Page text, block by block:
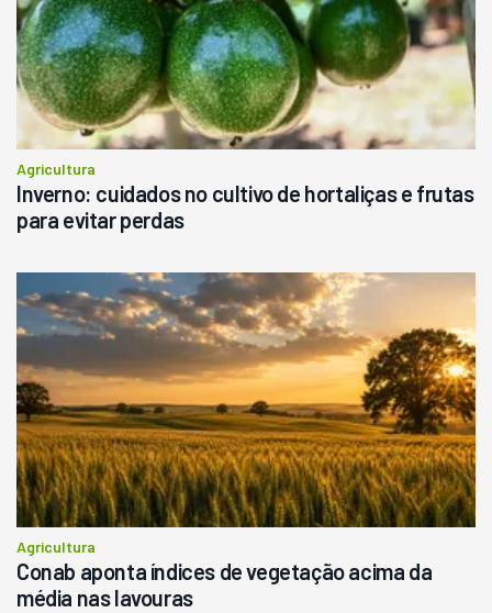
Consultar
Agricultura
Inverno: cuidados no cultivo de hortaliças e frutas
para evitar perdas
Agricultura
Conab aponta índices de vegetação acima da
média nas lavouras